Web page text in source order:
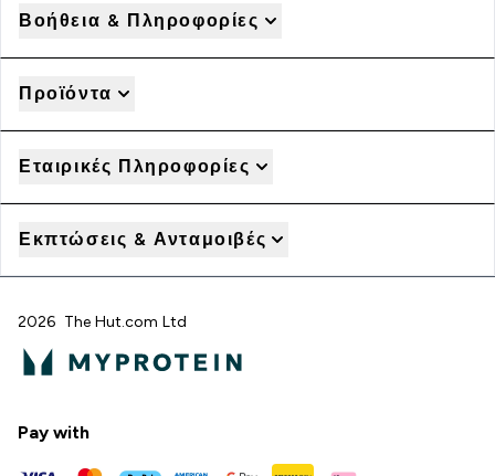
Βοήθεια & Πληροφορίες
Προϊόντα
Εταιρικές Πληροφορίες
Εκπτώσεις & Ανταμοιβές
2026 The Hut.com Ltd
Pay with